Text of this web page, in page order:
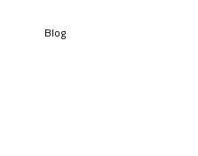
Blog